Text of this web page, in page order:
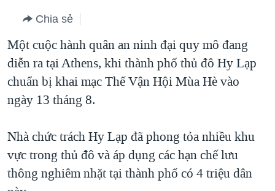
hướng
chính
Đi
tới
"Tìm"
MỤC
TỰ DO BÁO CHÍ
VẠCH TRẦN TIN GIẢ
NGƯỜI VIỆT HẢI NGOẠI
KINH TẾ
KHOA HỌC
SỨC KHOẺ
CHUYÊN ĐỀ
CHIẾN TRANH THƯƠNG MẠI CỦA MỸ: QUÁ KHỨ VÀ HIỆN
TẠI
HÀNH TRÌNH BẦU CỬ 2024
GIẢI MÃ VÀNH ĐAI & CON ĐƯỜNG
NGÀY TỊ NẠN THẾ GIỚI
HỌC TIẾNG ANH
VIDEO
NGHE
MẠNG XÃ HỘI
Chia sẻ
Một cuộc hành quân an ninh đại quy mô đang
diễn ra tại Athens, khi thành phố thủ đô Hy Lạp
chuẩn bị khai mạc Thế Vận Hội Mùa Hè vào
ngày 13 tháng 8.
Nhà chức trách Hy Lạp đã phong tỏa nhiều khu
vực trong thủ đô và áp dụng các hạn chế lưu
thông nghiêm nhặt tại thành phố có 4 triệu dân